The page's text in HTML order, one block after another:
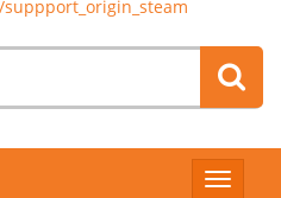
suppport_origin_steam
Toggle